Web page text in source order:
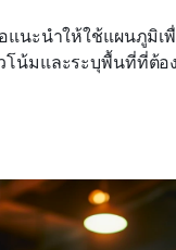
แนะนำให้ใช้แผนภูมิ
น้มและระบุพื้นที่ที่ต้อ